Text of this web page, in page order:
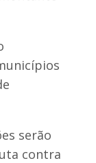
serão
contra